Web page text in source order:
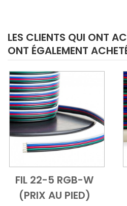
LES CLIENTS QUI ONT
ONT ÉGALEMENT
Add to Cart
Vue d'ensemble
FIL 22-5 RGB-W
(PRIX AU PIED)